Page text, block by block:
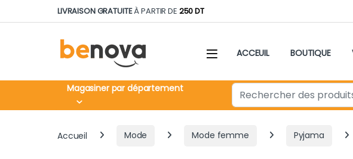
Skip to navigation
Skip to contentLIVRAISON GRATUITEÀ PARTIR DE 250 DT
ACCEUIL BOUTIQUE
Magasiner par département Search for:
Accueil Mode Mode femme Pyjama